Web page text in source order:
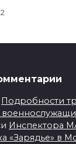
Подробности
Инспектора
«Зарядье» в